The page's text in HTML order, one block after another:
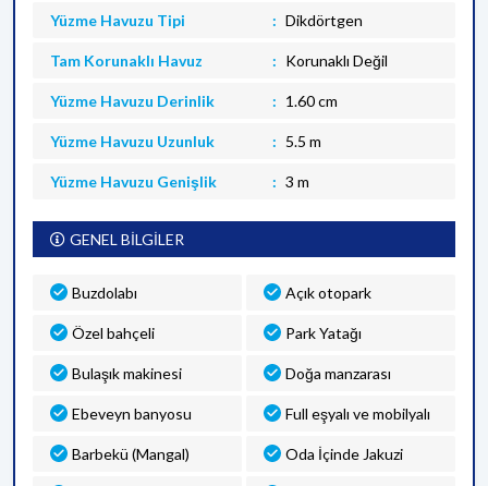
Yüzme Havuzu Tipi Dikdörtgen
Tam Korunaklı Havuz Korunaklı Değil
Yüzme Havuzu Derinlik 1.60 cm
Yüzme Havuzu Uzunluk 5.5 m
Yüzme Havuzu Genişlik 3 m
GENEL BİLGİLER
Buzdolabı Açık otopark
Özel bahçeli Park Yatağı
Bulaşık makinesi Doğa manzarası
Ebeveyn banyosu Full eşyalı ve mobilyalı
Barbekü (Mangal) Oda İçinde Jakuzi